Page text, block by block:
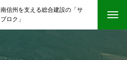
南信州を支える総合建設の「サ
ブロク」